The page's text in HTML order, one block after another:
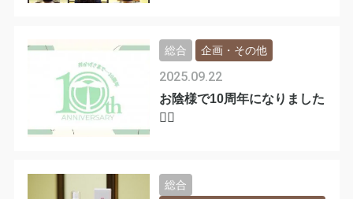
お陰様で10周年になりました
🙇‍♀️
2025.09.22
総合 企画・その他
総合